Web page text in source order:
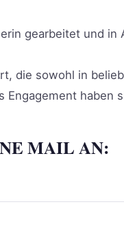
gearbeitet und in
die sowohl in
haben
MAIL AN: